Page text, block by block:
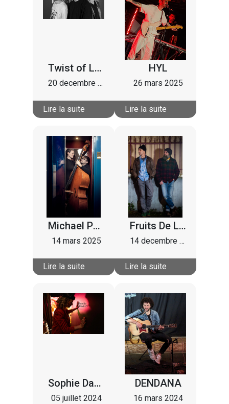
Twist of Lemon
20 decembre 2025
Lire la suite
HYL
26 mars 2025
Lire la suite
Michael Pauline And The Stars
14 mars 2025
Lire la suite
Fruits De La Passion
14 decembre 2024
Lire la suite
Sophie Darly
05 juillet 2024
DENDANA
16 mars 2024